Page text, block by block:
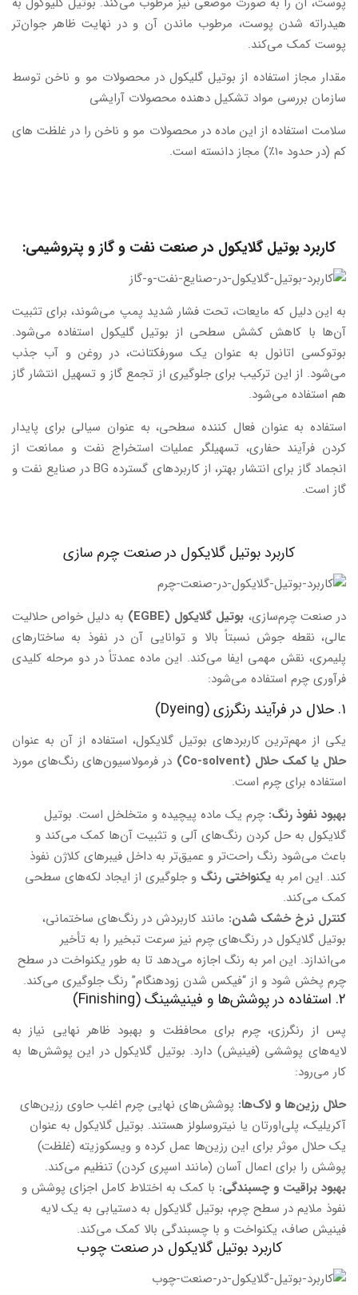
هیدراته شدن پوست، مرطوب ماندن آن و در نهایت ظاهر جوان‌تر
پوست کمک می‌کند.
مقدار مجاز استفاده از بوتیل گلیکول در محصولات مو و ناخن توسط
سازمان بررسی مواد تشکیل دهنده محصولات آرایشی
سلامت استفاده از این ماده در محصولات مو و ناخن را در غلظت های
کم (در حدود ۱۰٪) مجاز دانسته است.
کاربرد بوتیل گلایکول در صنعت نفت و گاز و پتروشیمی:
به این دلیل که مایعات، تحت فشار شدید پمپ می‌شوند، برای تثبیت
آن‌ها با کاهش کشش سطحی از بوتیل گلیکول استفاده می‌شود.
بوتوکسی اتانول به عنوان یک سورفکتانت، در روغن و آب جذب
می‌شود. از این ترکیب برای جلوگیری از تجمع گاز و تسهیل انتشار گاز
هم استفاده می‌شود.
استفاده به عنوان فعال کننده سطحی، به عنوان سیالی برای پایدار
کردن فرآیند حفاری، تسهیلگر عملیات استخراج نفت و ممانعت از
انجماد گاز برای انتشار بهتر، از کاربردهای گسترده BG در صنایع نفت و
گاز است.
کاربرد بوتیل گلایکول در صنعت چرم سازی
در صنعت چرم‌سازی، بوتیل گلایکول (EGBE)
به دلیل خواص حلالیت
عالی، نقطه جوش نسبتاً بالا و توانایی آن در نفوذ به ساختارهای
پلیمری، نقش مهمی ایفا می‌کند. این ماده عمدتاً در دو مرحله کلیدی
فرآوری چرم استفاده می‌شود:
۱. حلال در فرآیند رنگرزی (Dyeing)
یکی از مهم‌ترین کاربردهای بوتیل گلایکول، استفاده از آن به عنوان
حلال یا کمک حلال (Co-solvent)
در فرمولاسیون‌های رنگ‌های مورد
استفاده برای چرم است.
بهبود نفوذ رنگ: چرم یک ماده پیچیده و متخلخل است. بوتیل
گلایکول به حل کردن رنگ‌های آلی و تثبیت آن‌ها کمک می‌کند و
باعث می‌شود رنگ راحت‌تر و عمیق‌تر به داخل فیبرهای کلاژن نفوذ
کند. این امر به یکنواختی رنگ و جلوگیری از ایجاد لکه‌های سطحی
کمک می‌کند.
کنترل نرخ خشک شدن: مانند کاربردش در رنگ‌های ساختمانی،
بوتیل گلایکول در رنگ‌های چرم نیز سرعت تبخیر را به تأخیر
می‌اندازد. این امر به رنگ اجازه می‌دهد تا به طور یکنواخت در سطح
چرم پخش شود و از “فیکس شدن زودهنگام” رنگ جلوگیری می‌کند.
۲. استفاده در پوشش‌ها و فینیشینگ (Finishing)
پس از رنگرزی، چرم برای محافظت و بهبود ظاهر نهایی نیاز به
لایه‌های پوششی (فینیش) دارد. بوتیل گلایکول در این پوشش‌ها به
کار می‌رود:
حلال رزین‌ها و لاک‌ها: پوشش‌های نهایی چرم اغلب حاوی رزین‌های
آکریلیک، پلی‌اورتان یا نیتروسلولز هستند. بوتیل گلایکول به عنوان
یک حلال موثر برای این رزین‌ها عمل کرده و ویسکوزیته (غلظت)
پوشش را برای اعمال آسان (مانند اسپری کردن) تنظیم می‌کند.
بهبود براقیت و چسبندگی: با کمک به اختلاط کامل اجزای پوشش و
نفوذ ملایم در سطح چرم، بوتیل گلایکول به دستیابی به یک لایه
فینیش صاف، یکنواخت و با چسبندگی بالا کمک می‌کند.
کاربرد بوتیل گلایکول در صنعت چوب